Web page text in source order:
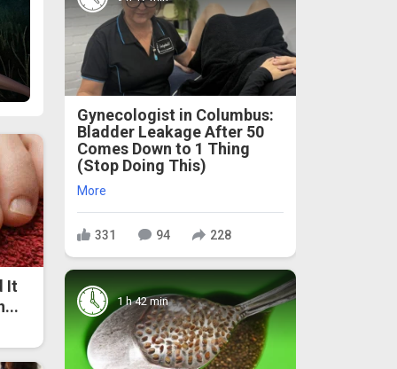
It
Gynecologist in Columbus:
Bladder Leakage After 50
Comes Down to 1 Thing
(Stop Doing This)
More
331 94 228
1 h 42 min